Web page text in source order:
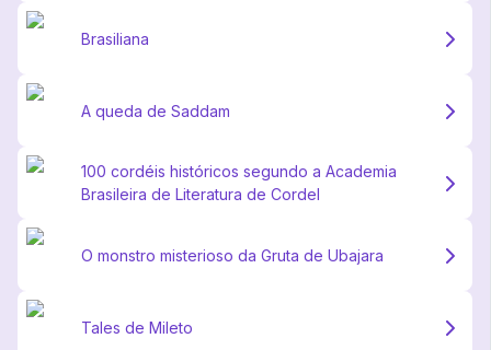
Brasiliana
A queda de Saddam
100 cordéis históricos segundo a Academia
Brasileira de Literatura de Cordel
O monstro misterioso da Gruta de Ubajara
Tales de Mileto